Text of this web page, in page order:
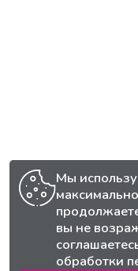
Мы
вы не
обработки